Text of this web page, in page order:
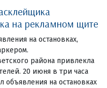
на рекламном щите
на остановках,
района привлекла
20 июня в три часа
объявления на остановках